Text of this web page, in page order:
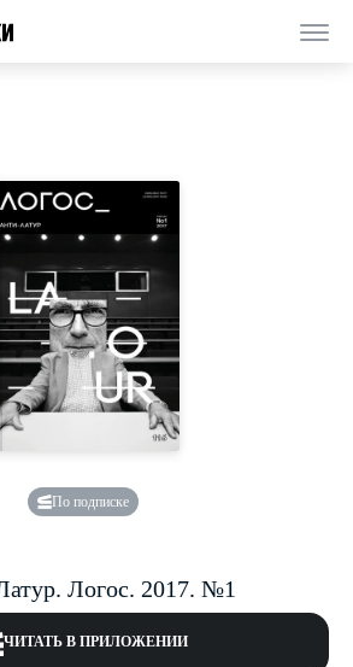
По подписке
Логос. 2017. №1
ЧИТАТЬ В ПРИЛОЖЕНИИ